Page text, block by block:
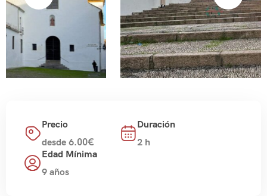
Precio
desde 6.00€
Duración
2 h
Edad Mínima
9 años